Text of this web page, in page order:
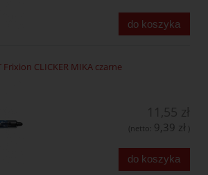
do koszyka
CLICKER MIKA czarne
(netto: 9,39 zł )
do koszyka